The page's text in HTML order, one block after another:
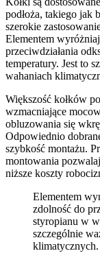
podłoża, takiego jak
szerokie
Elementem
przeciwdziałania
temperatury. Jest to
wahaniach
Większość kołków
wzmacniające
obluzowania się
Odpowiednio
szybkość montażu.
montowania
niższe koszty
Elementem
zdolność do
styropianu w
szczególnie
klimatycznych.